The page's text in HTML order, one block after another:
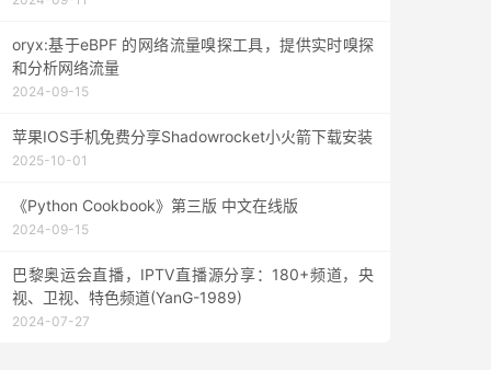
oryx:基于eBPF 的网络流量嗅探工具，提供实时嗅探
和分析网络流量
2024-09-15
苹果IOS手机免费分享Shadowrocket小火箭下载安装
2025-10-01
《Python Cookbook》第三版 中文在线版
2024-09-15
巴黎奥运会直播，IPTV直播源分享：180+频道，央
视、卫视、特色频道(YanG-1989)
2024-07-27